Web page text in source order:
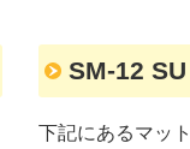
SM-12 SU
下記にあるマッ